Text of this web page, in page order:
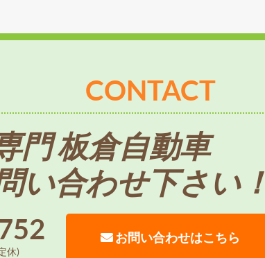
CONTACT
門 板倉自動車
い合わせ下さい！
休)
お問い合わせはこちら